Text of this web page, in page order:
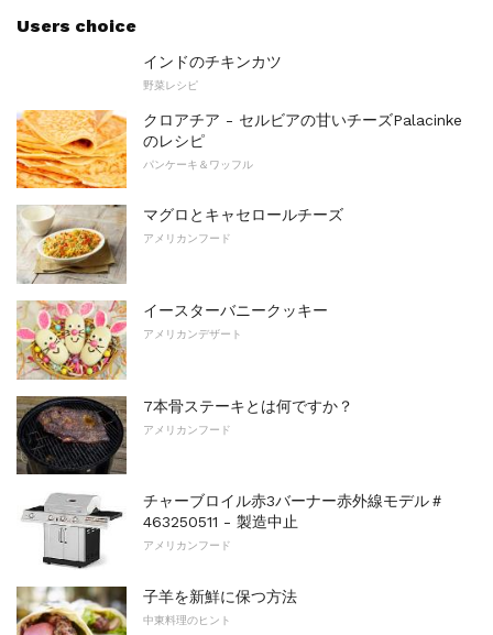
Users choice
インドのチキンカツ
野菜レシピ
クロアチア - セルビアの甘いチーズPalacinke
のレシピ
パンケーキ＆ワッフル
マグロとキャセロールチーズ
アメリカンフード
イースターバニークッキー
アメリカンデザート
7本骨ステーキとは何ですか？
アメリカンフード
チャーブロイル赤3バーナー赤外線モデル＃
463250511 - 製造中止
アメリカンフード
子羊を新鮮に保つ方法
中東料理のヒント